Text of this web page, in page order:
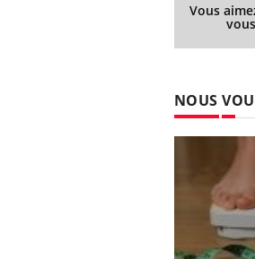
Vous
NOUS